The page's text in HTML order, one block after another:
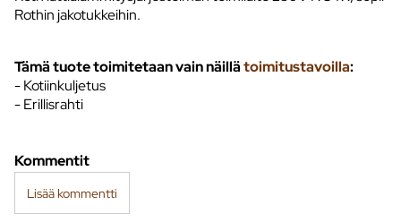
Rothin jakotukkeihin.
Tämä tuote toimitetaan vain näillätoimitustavoilla:
- Kotiinkuljetus
- Erillisrahti
Kommentit
Lisää kommentti